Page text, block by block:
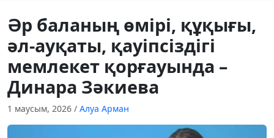
Әр баланың өмірі, құқығы,
әл-ауқаты, қауіпсіздігі
мемлекет қорғауында –
Динара Зәкиева
1 маусым, 2026 / Алуа Арман